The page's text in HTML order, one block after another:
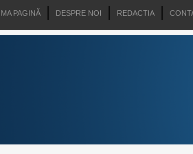
PAGINĂ DESPRE NOI REDACTIA